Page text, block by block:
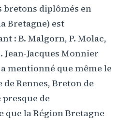
diplômés en
Bretagne) est
: B. Malgorn, P. Molac,
Jean-Jacques Monnier
mentionné que même le
de Rennes, Breton de
de
que la Région Bretagne